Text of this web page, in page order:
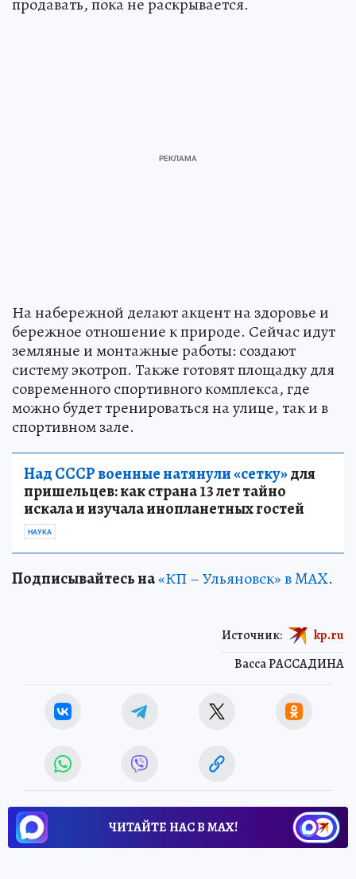
продавать, пока не раскрывается.
На набережной делают акцент на здоровье и
бережное отношение к природе. Сейчас идут
земляные и монтажные работы: создают
систему экотроп. Также готовят площадку для
современного спортивного комплекса, где
можно будет тренироваться на улице, так и в
спортивном зале.
Над СССР военные натянули «сетку»для
пришельцев: как страна 13 лет тайно
искала и изучала инопланетных гостей
НАУКА
Подписывайтесь на«КП – Ульяновск» в MAX.
Васса РАССАДИНА
Источник: kp.ru
ЧИТАЙТЕ НАС В МАХ!